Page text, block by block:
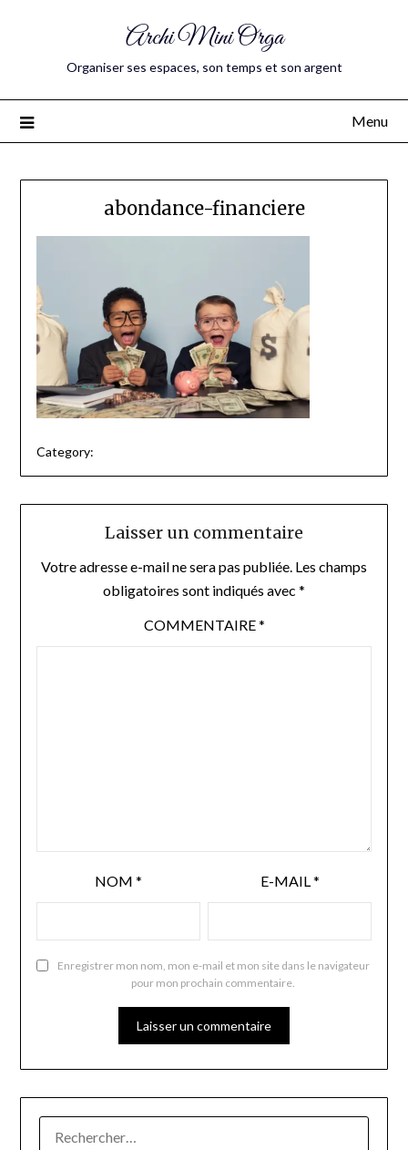
Archi Mini Orga
Organiser ses espaces, son temps et son argent
Menu
abondance-financiere
Category:
Laisser un commentaire
Votre adresse e-mail ne sera pas publiée. Les champs
obligatoires sont indiqués avec *
COMMENTAIRE*
NOM * E-MAIL*
Enregistrer mon nom, mon e-mail et mon site dans le navigateur
pour mon prochain commentaire.